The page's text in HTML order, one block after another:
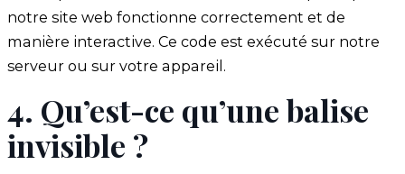
notre site web fonctionne correctement et de
manière interactive. Ce code est exécuté sur notre
serveur ou sur votre appareil.
4. Qu’est-ce qu’une balise
invisible ?